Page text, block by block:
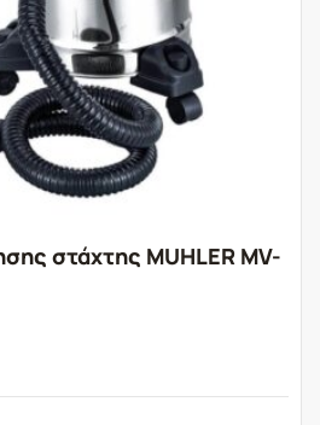
στάχτης MUHLER MV-